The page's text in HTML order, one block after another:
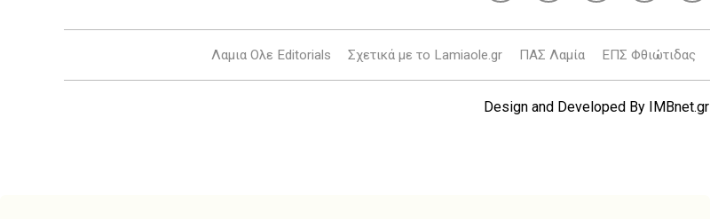
Λαμια Ολε Editorials Σχετικά με το Lamiaole.gr ΠΑΣ Λαμία ΕΠΣ Φθιώτιδας
Design and Developed By IMBnet.gr